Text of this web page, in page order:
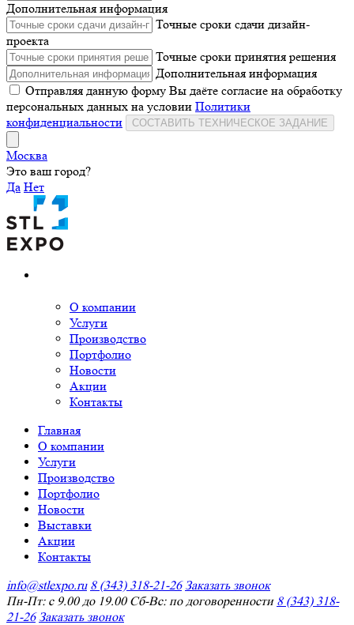
Дополнительная информация
Точные сроки сдачи дизайн-
проекта
Точные сроки принятия решения
Дополнительная информация
Отправляя данную форму Вы даёте согласие на обработку
персональных данных на условии Политики
конфиденциальности
СОСТАВИТЬ ТЕХНИЧЕСКОЕ ЗАДАНИЕ
Москва
Это ваш город?
Да Нет
О компании
Услуги
Производство
Портфолио
Новости
Акции
Контакты
Главная
О компании
Услуги
Производство
Портфолио
Новости
Выставки
Акции
Контакты
info@stlexpo.ru 8 (343) 318-21-26 Заказать звонок
Пн-Пт: с 9.00 до 19.00 Сб-Вс: по договоренности 8 (343) 318-
21-26 Заказать звонок